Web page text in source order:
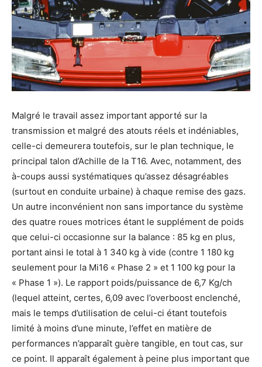
Malgré le travail assez important apporté sur la
transmission et malgré des atouts réels et indéniables,
celle-ci demeurera toutefois, sur le plan technique, le
principal talon d’Achille de la T16. Avec, notamment, des
à-coups aussi systématiques qu’assez désagréables
(surtout en conduite urbaine) à chaque remise des gazs.
Un autre inconvénient non sans importance du système
des quatre roues motrices étant le supplément de poids
que celui-ci occasionne sur la balance : 85 kg en plus,
portant ainsi le total à 1 340 kg à vide (contre 1 180 kg
seulement pour la Mi16 « Phase 2 » et 1 100 kg pour la
« Phase 1 »). Le rapport poids/puissance de 6,7 Kg/ch
(lequel atteint, certes, 6,09 avec l’overboost enclenché,
mais le temps d’utilisation de celui-ci étant toutefois
limité à moins d’une minute, l’effet en matière de
performances n’apparaît guère tangible, en tout cas, sur
ce point. Il apparaît également à peine plus important que